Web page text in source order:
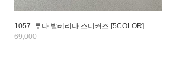
1057. 루나 발레리나 스니커즈 [5COLOR]
69,000